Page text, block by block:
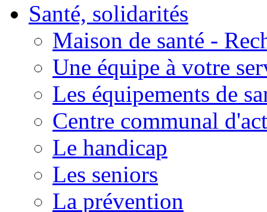
Santé, solidarités
Maison de santé -
Une équipe à votre
Les équipements de
Centre communal
Le handicap
Les seniors
La prévention